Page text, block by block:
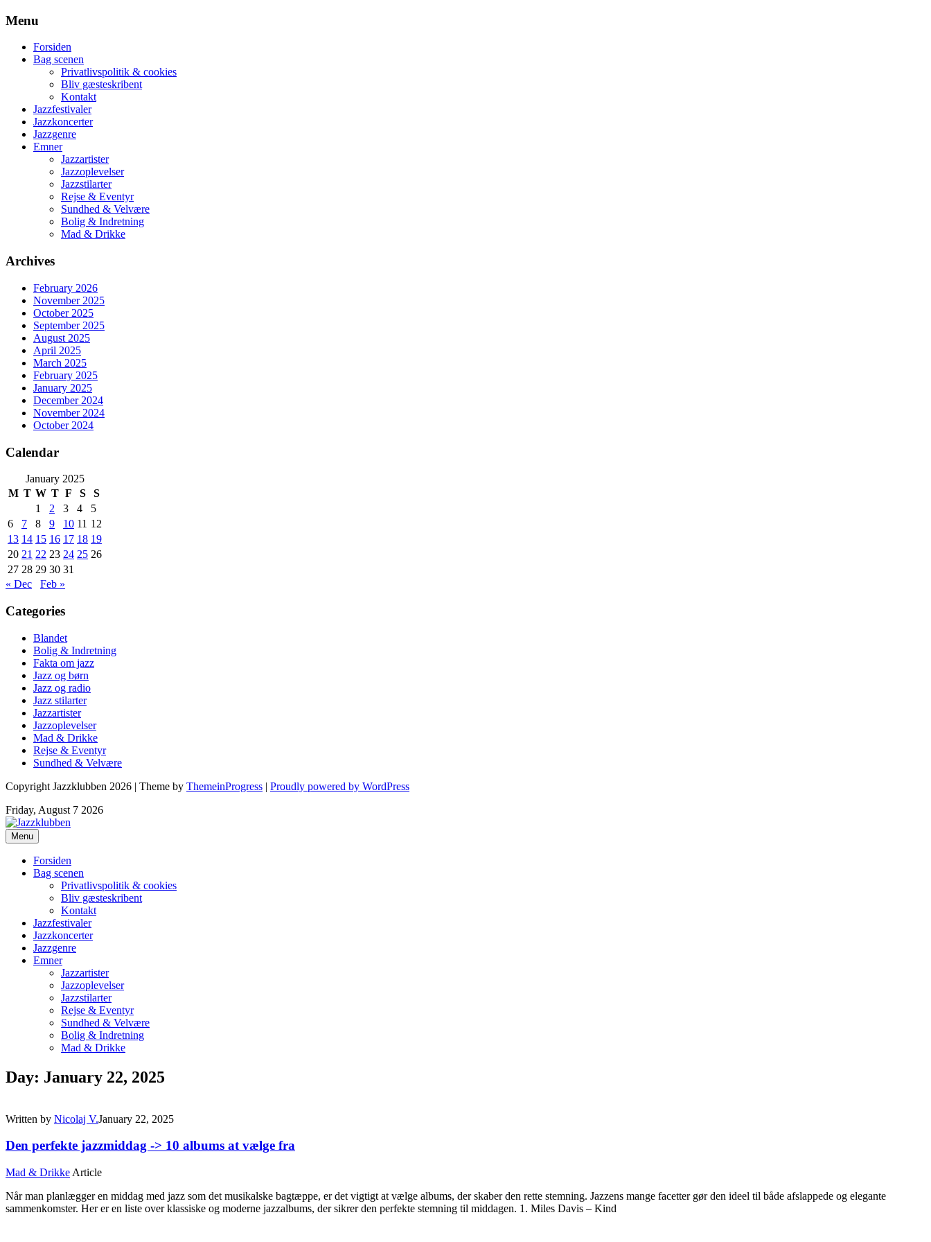
Skip
content
Menu
Forsiden
Bag scenen
Privatlivspolitik & cookies
Bliv gæsteskribent
Kontakt
Jazzfestivaler
Jazzkoncerter
Jazzgenre
Emner
Jazzartister
Jazzoplevelser
Jazzstilarter
Rejse & Eventyr
Sundhed & Velvære
Bolig & Indretning
Mad & Drikke
Archives
February 2026
November 2025
October 2025
September 2025
August 2025
April 2025
March 2025
February 2025
January 2025
December 2024
November 2024
October 2024
Calendar
January 2025
M T W T F S
S
1
2 3 4
5
6
7 8 9 10 11 12
13 14 15 16 17 18 19
20 21 22 23 24 25 26
27 28 29 30 31
« Dec
Feb »
Categories
Blandet
Bolig & Indretning
Fakta om jazz
Jazz og børn
Jazz og radio
Jazz stilarter
Jazzartister
Jazzoplevelser
Mad & Drikke
Rejse & Eventyr
Sundhed & Velvære
Copyright Jazzklubben 2026 | Theme by ThemeinProgress | Proudly powered by WordPress
Friday, August 7 2026
Menu
Forsiden
Bag scenen
Privatlivspolitik & cookies
Bliv gæsteskribent
Kontakt
Jazzfestivaler
Jazzkoncerter
Jazzgenre
Emner
Jazzartister
Jazzoplevelser
Jazzstilarter
Rejse & Eventyr
Sundhed & Velvære
Bolig & Indretning
Mad & Drikke
Day: January 22, 2025
Written by Nicolaj V.January 22, 2025
Den perfekte jazzmiddag -> 10 albums at vælge fra
Mad & Drikke Article
Når man planlægger en middag med jazz som det musikalske bagtæppe, er det vigtigt at vælge albums, der skaber den rette stemning. Jazzens mange facetter gør den ideel til både afslappede og elegante
sammenkomster. Her er en liste over klassiske og moderne jazzalbums, der sikrer den perfekte stemning til middagen. 1. Miles Davis – Kind